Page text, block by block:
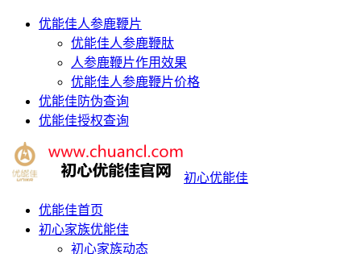
优能佳人参鹿鞭片
优能佳人参鹿鞭肽
人参鹿鞭片作用效果
优能佳人参鹿鞭片价格
优能佳防伪查询
优能佳授权查询
初心优能佳
优能佳首页
初心家族优能佳
初心家族动态